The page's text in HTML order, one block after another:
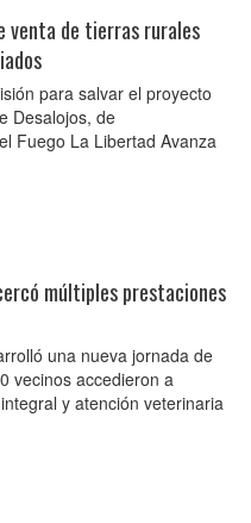
venta de tierras rurales
para salvar el proyecto
Desalojos, de
Fuego La Libertad Avanza
múltiples prestaciones
una nueva jornada de
vecinos accedieron a
y atención veterinaria